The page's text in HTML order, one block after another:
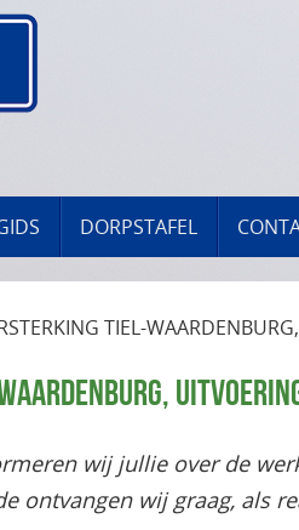
DORPSTAFEL
TIEL-
wij jullie over de
ontvangen wij graag, als